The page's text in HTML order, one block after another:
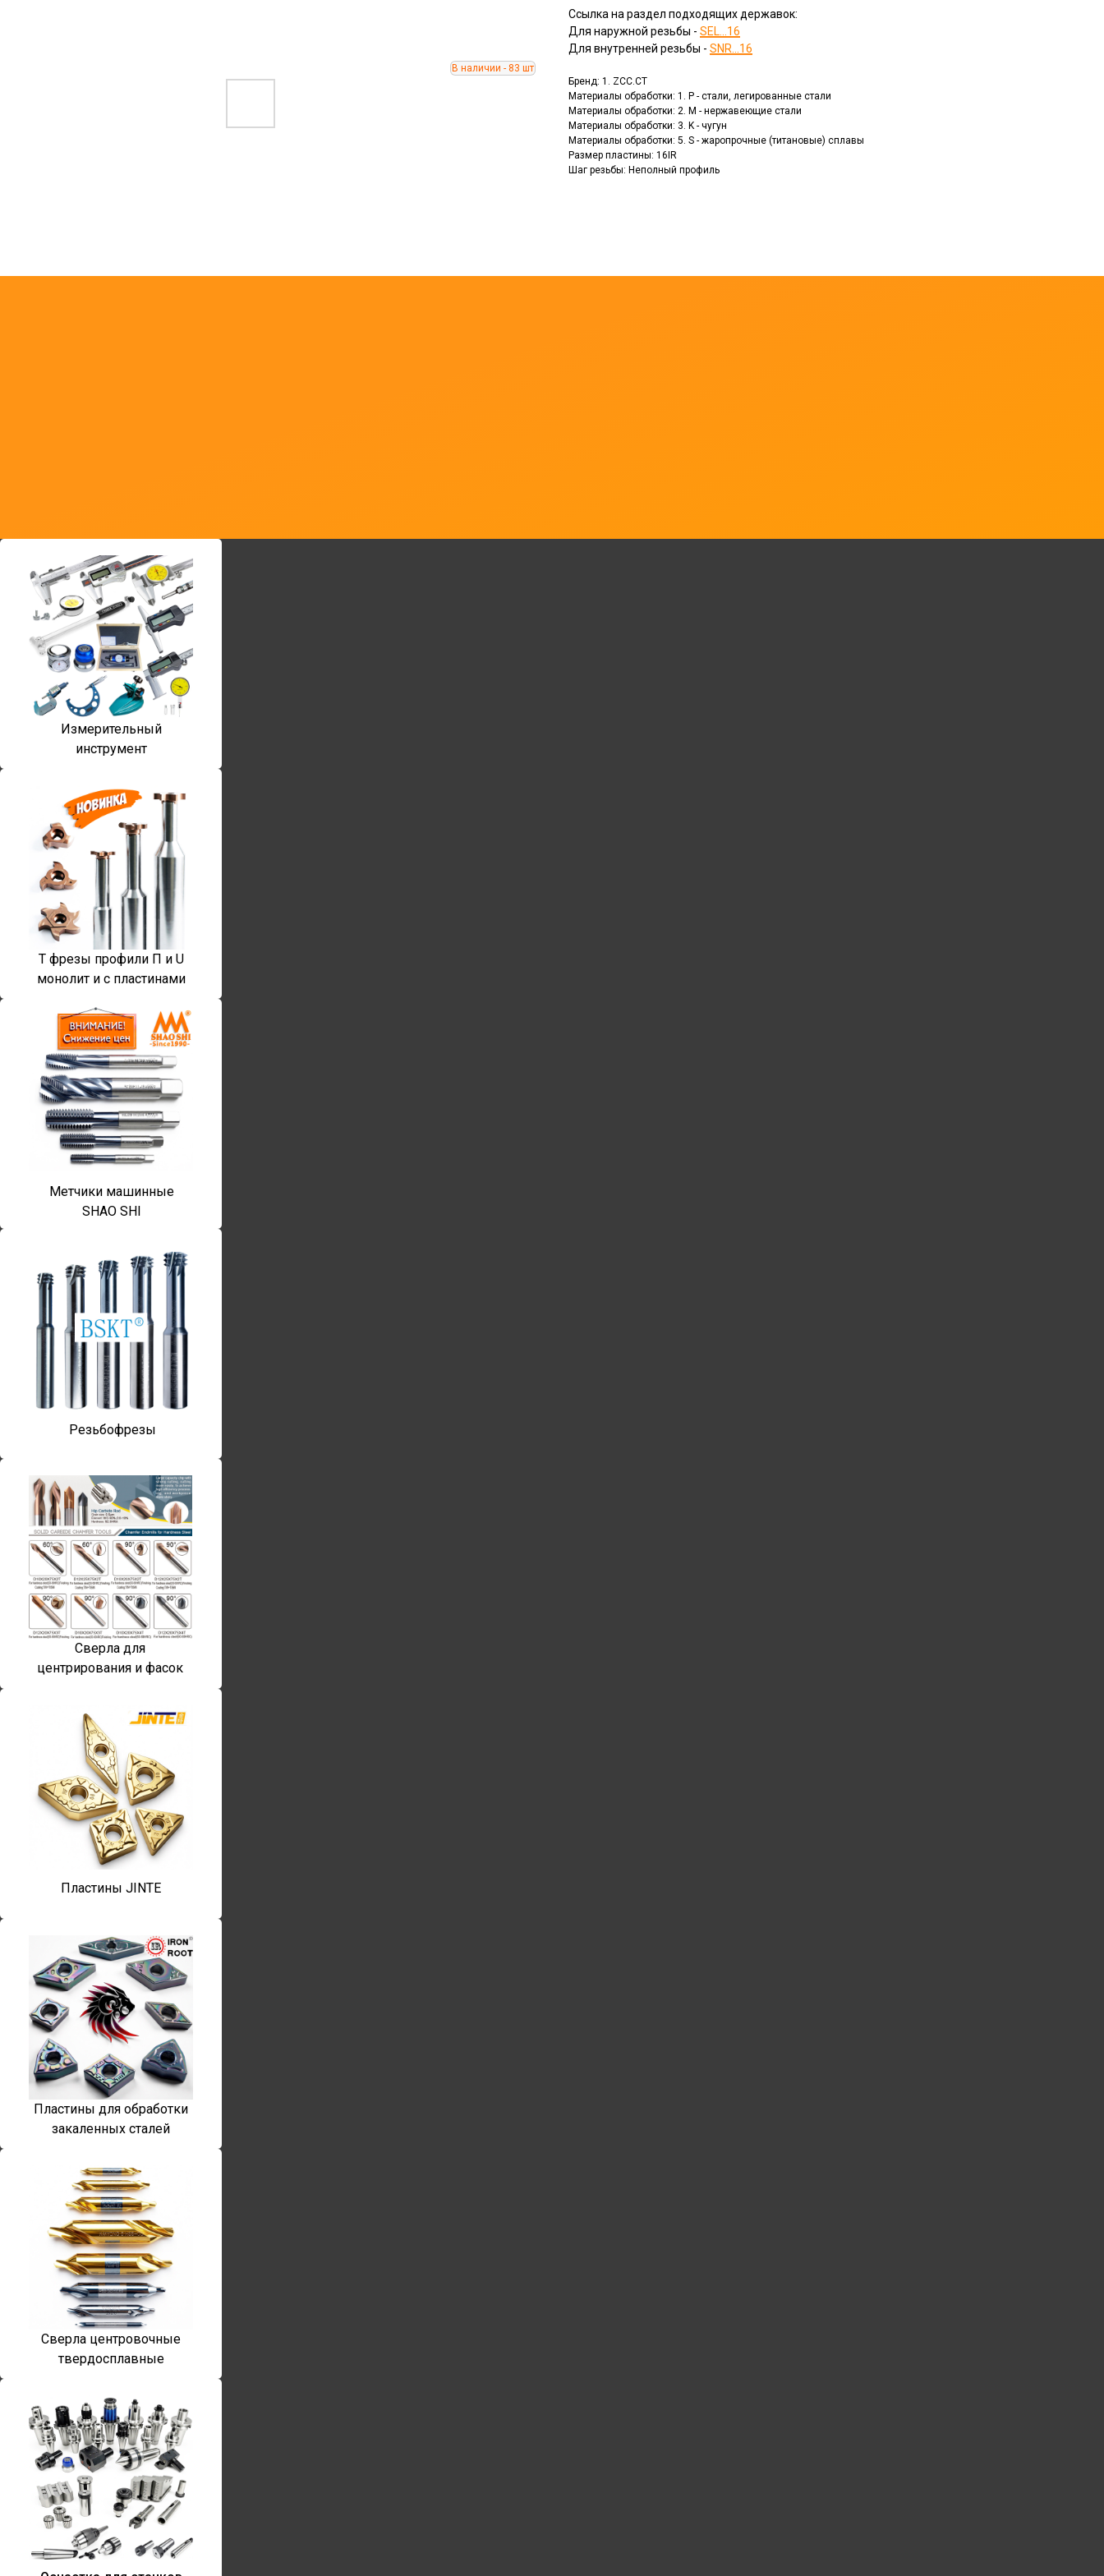
Ссылка на раздел подходящих державок:
Для наружной резьбы - SEL...16
Для внутренней резьбы - SNR...16
Бренд: 1. ZCC.CT
Материалы обработки: 1. P - стали, легированные стали
Материалы обработки: 2. M - нержавеющие стали
Материалы обработки: 3. K - чугун
Материалы обработки: 5. S - жаропрочные (титановые) сплавы
Размер пластины: 16IR
Шаг резьбы: Неполный профиль
Измерительный
инструмент
T фрезы профили П и U
монолит и с пластинами
Метчики машинные
SHAO SHI
Резьбофрезы
Сверла для
центрирования и фасок
Пластины JINTE
Пластины для обработки
закаленных сталей
Сверла центровочные
твердосплавные